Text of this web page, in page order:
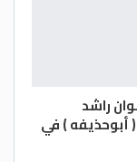
راشد
أبوحذيفه ) في